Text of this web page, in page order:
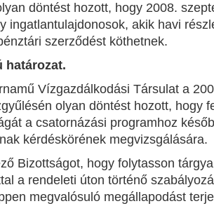
döntést hozott, hogy 2008.
ingatlantulajdonosok, akik havi
szerződést köthetnek.
határozat.
Vízgazdálkodási Társulat a
olyan döntést hozott, hogy
a csatornázási programhoz
kérdéskörének megvizsgálására.
Bizottságot, hogy folytasson
a rendeleti úton történő
megvalósuló megállapodást